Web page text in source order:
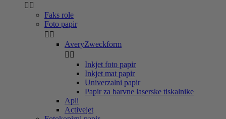
 
Faks role
Foto papir
 
AveryZweckform
 
Inkjet foto papir
Inkjet mat papir
Univerzalni papir
Papir za barvne laserske tiskalnike
Apli
Activejet